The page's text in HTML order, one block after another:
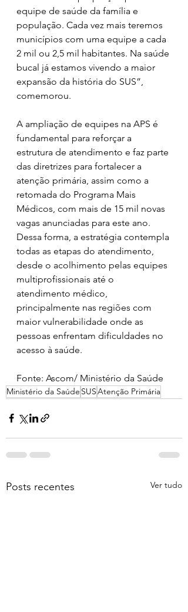
equipe de saúde da família e
população. Cada vez mais teremos
municípios com uma equipe a cada
2 mil ou 2,5 mil habitantes. Na saúde
bucal já estamos vivendo a maior
expansão da história do SUS”,
comemorou.
A ampliação de equipes na APS é
fundamental para reforçar a
estrutura de atendimento e faz parte
das diretrizes para fortalecer a
atenção primária, assim como a
retomada do Programa Mais
Médicos, com mais de 15 mil novas
vagas anunciadas para este ano.
Dessa forma, a estratégia contempla
todas as etapas do atendimento,
desde o acolhimento pelas equipes
multiprofissionais até o
atendimento médico,
principalmente nas regiões com
maior vulnerabilidade onde as
pessoas enfrentam dificuldades no
acesso à saúde.
Fonte: Ascom/ Ministério da Saúde
Ministério da Saúde SUSAtenção Primária
Posts recentes Ver tudo